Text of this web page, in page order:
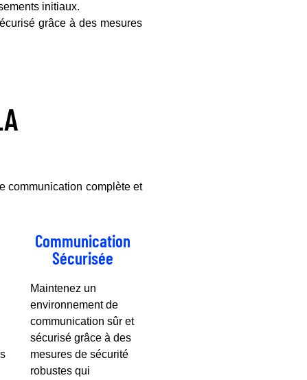
initiaux.
grâce à des mesures
communication complète et
Communication
Sécurisée
Maintenez un
environnement de
communication sûr et
sécurisé grâce à des
mesures de sécurité
robustes qui